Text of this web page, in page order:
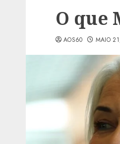
O que
AOS60 MAIO